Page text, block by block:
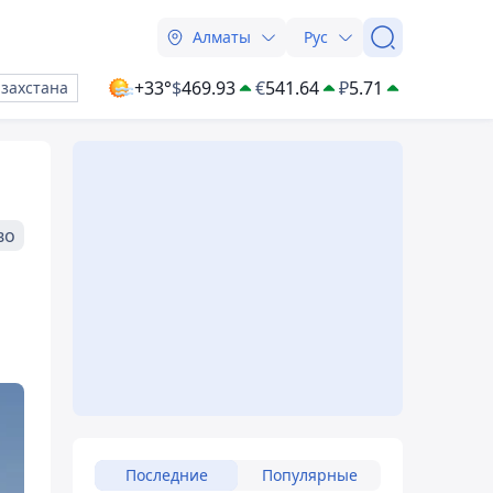
Алматы Рус
+33°$469.93 €541.64 ₽5.71
Последние Популярные